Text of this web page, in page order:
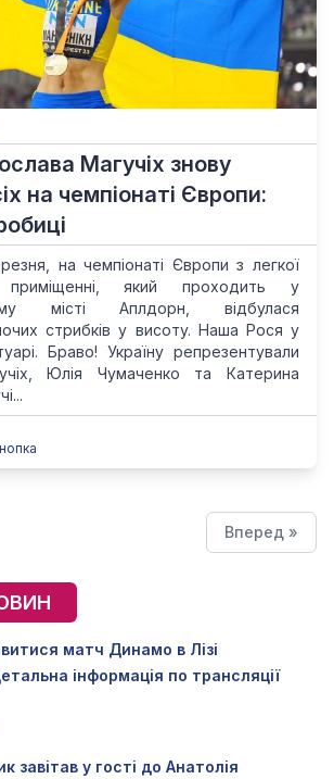
Магучіх знову
на чемпіонаті Європи:
на чемпіонаті Європи з легкої
який проходить у
місті Аплдорн, відбулася
стрибків у висоту. Наша Рося у
Браво! Україну репрезентували
Юлія Чумаченко та Катерина
Вперед »
матч Динамо в Лізі
інформація по трансляції
завітав у гості до Анатолія